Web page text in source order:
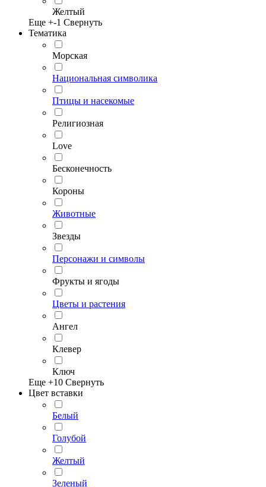
Желтый
Еще +-1 Свернуть
Тематика
Морская
Национальная символика
Птицы и насекомые
Религиозная
Love
Бесконечность
Короны
Животные
Звезды
Персонажи и символы
Фрукты и ягоды
Цветы и растения
Ангел
Клевер
Ключ
Еще +10 Свернуть
Цвет вставки
Белый
Голубой
Желтый
Зеленый